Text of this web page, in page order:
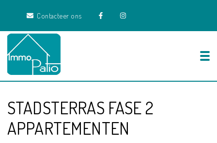
Contacteer ons
STADSTERRAS FASE 2
APPARTEMENTEN